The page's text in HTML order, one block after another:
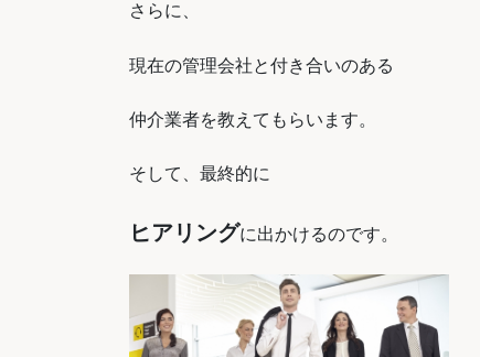
さらに、
現在の管理会社と付き合いのある
仲介業者を教えてもらいます。
そして、最終的に
ヒアリングに出かけるのです。